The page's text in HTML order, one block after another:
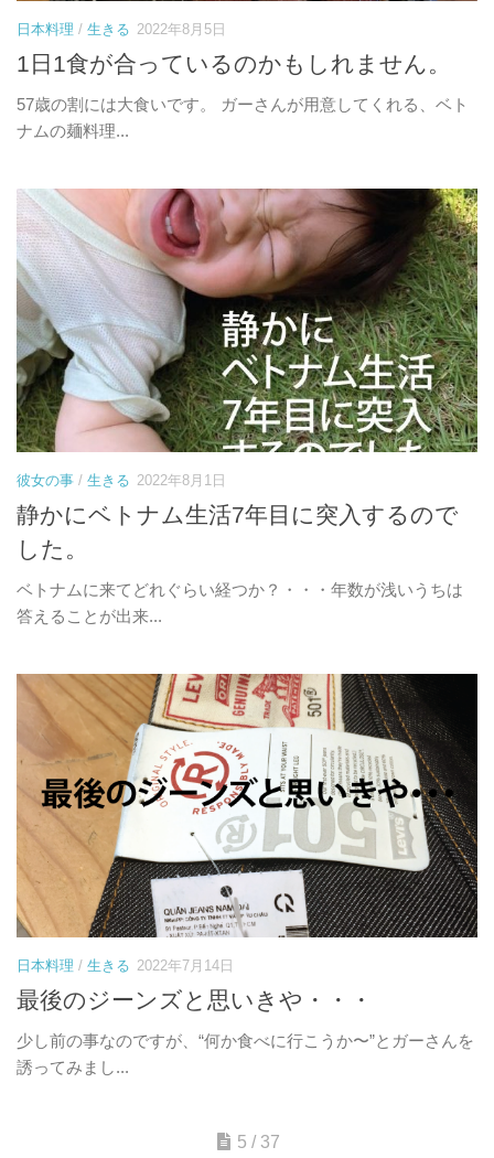
日本料理 / 生きる 2022年8月5日
1日1食が合っているのかもしれません。
57歳の割には大食いです。 ガーさんが用意してくれる、ベト
ナムの麺料理...
彼女の事 / 生きる 2022年8月1日
静かにベトナム生活7年目に突入するので
した。
ベトナムに来てどれぐらい経つか？・・・年数が浅いうちは
答えることが出来...
日本料理 / 生きる 2022年7月14日
最後のジーンズと思いきや・・・
少し前の事なのですが、“何か食べに行こうか〜”とガーさんを
誘ってみまし...
5 / 37